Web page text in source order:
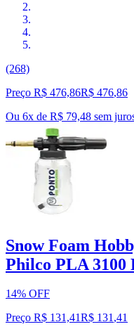
(268)
Preço R$ 476,86R$ 476,86
Ou 6x de R$ 79,48 sem
Snow Foam
Philco PLA 3100
14% OFF
Preço R$ 131,41R$ 131,41